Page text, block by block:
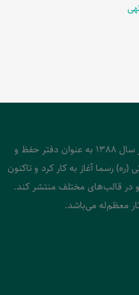
موسسه پژوهشی فرهنگی مصابیح الهدی از سال 1388 به عنوان دفتر حفظ و
رسما آغاز به کار کرد و تاکنون
در قالب‌های مختلف منتشر کند.
معظم‌له می‌باشد.